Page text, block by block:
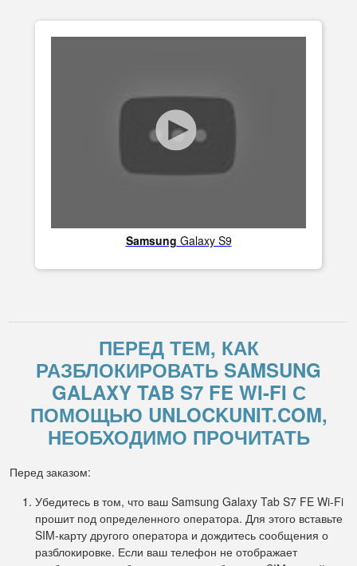
Samsung Galaxy S9
ПЕРЕД ТЕМ, КАК
РАЗБЛОКИРОВАТЬ SAMSUNG
GALAXY TAB S7 FE WI-FI С
ПОМОЩЬЮ UNLOCKUNIT.COM,
НЕОБХОДИМО ПРОЧИТАТЬ
Перед заказом:
Убедитесь в том, что ваш Samsung Galaxy Tab S7 FE Wi-Fi
прошит под определенного оператора. Для этого вставьте
SIM-карту другого оператора и дождитесь сообщения о
разблокировке. Если ваш телефон не отображает